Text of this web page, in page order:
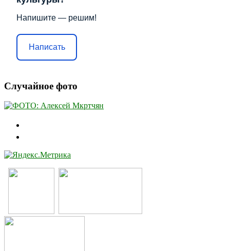
Напишите — решим!
Написать
Случайное фото